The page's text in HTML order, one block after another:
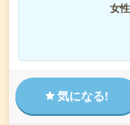
女性
気になる!